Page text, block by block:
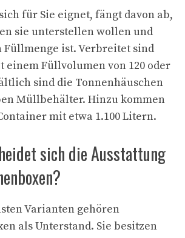
für Sie eignet, fängt davon ab,
sie unterstellen wollen und
Füllmenge ist. Verbreitet sind
Füllvolumen von 120 oder
sind die Tonnenhäuschen
Müllbehälter. Hinzu kommen
mit etwa 1.100 Litern.
sich die Ausstattung
Varianten gehören
als Unterstand. Sie besitzen